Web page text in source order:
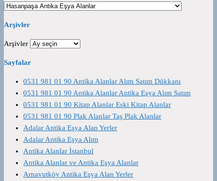
Arşivler
Arşivler
Sayfalar
0531 981 01 90 Antika Alanlar Alım Satım Dükkanı
0531 981 01 90 Antika Alanlar Antika Eşya Alım Satım
0531 981 01 90 Kitap Alanlar Eski Kitap Alanlar
0531 981 01 90 Plak Alanlar Taş Plak Alanlar
Adalar Antika Eşya Alan Yerler
Adalar Antika Eşya Alım
Antika Alanlar İstanbul
Antika Alanlar ve Antika Eşya Alanlar
Arnavutköy Antika Eşya Alan Yerler